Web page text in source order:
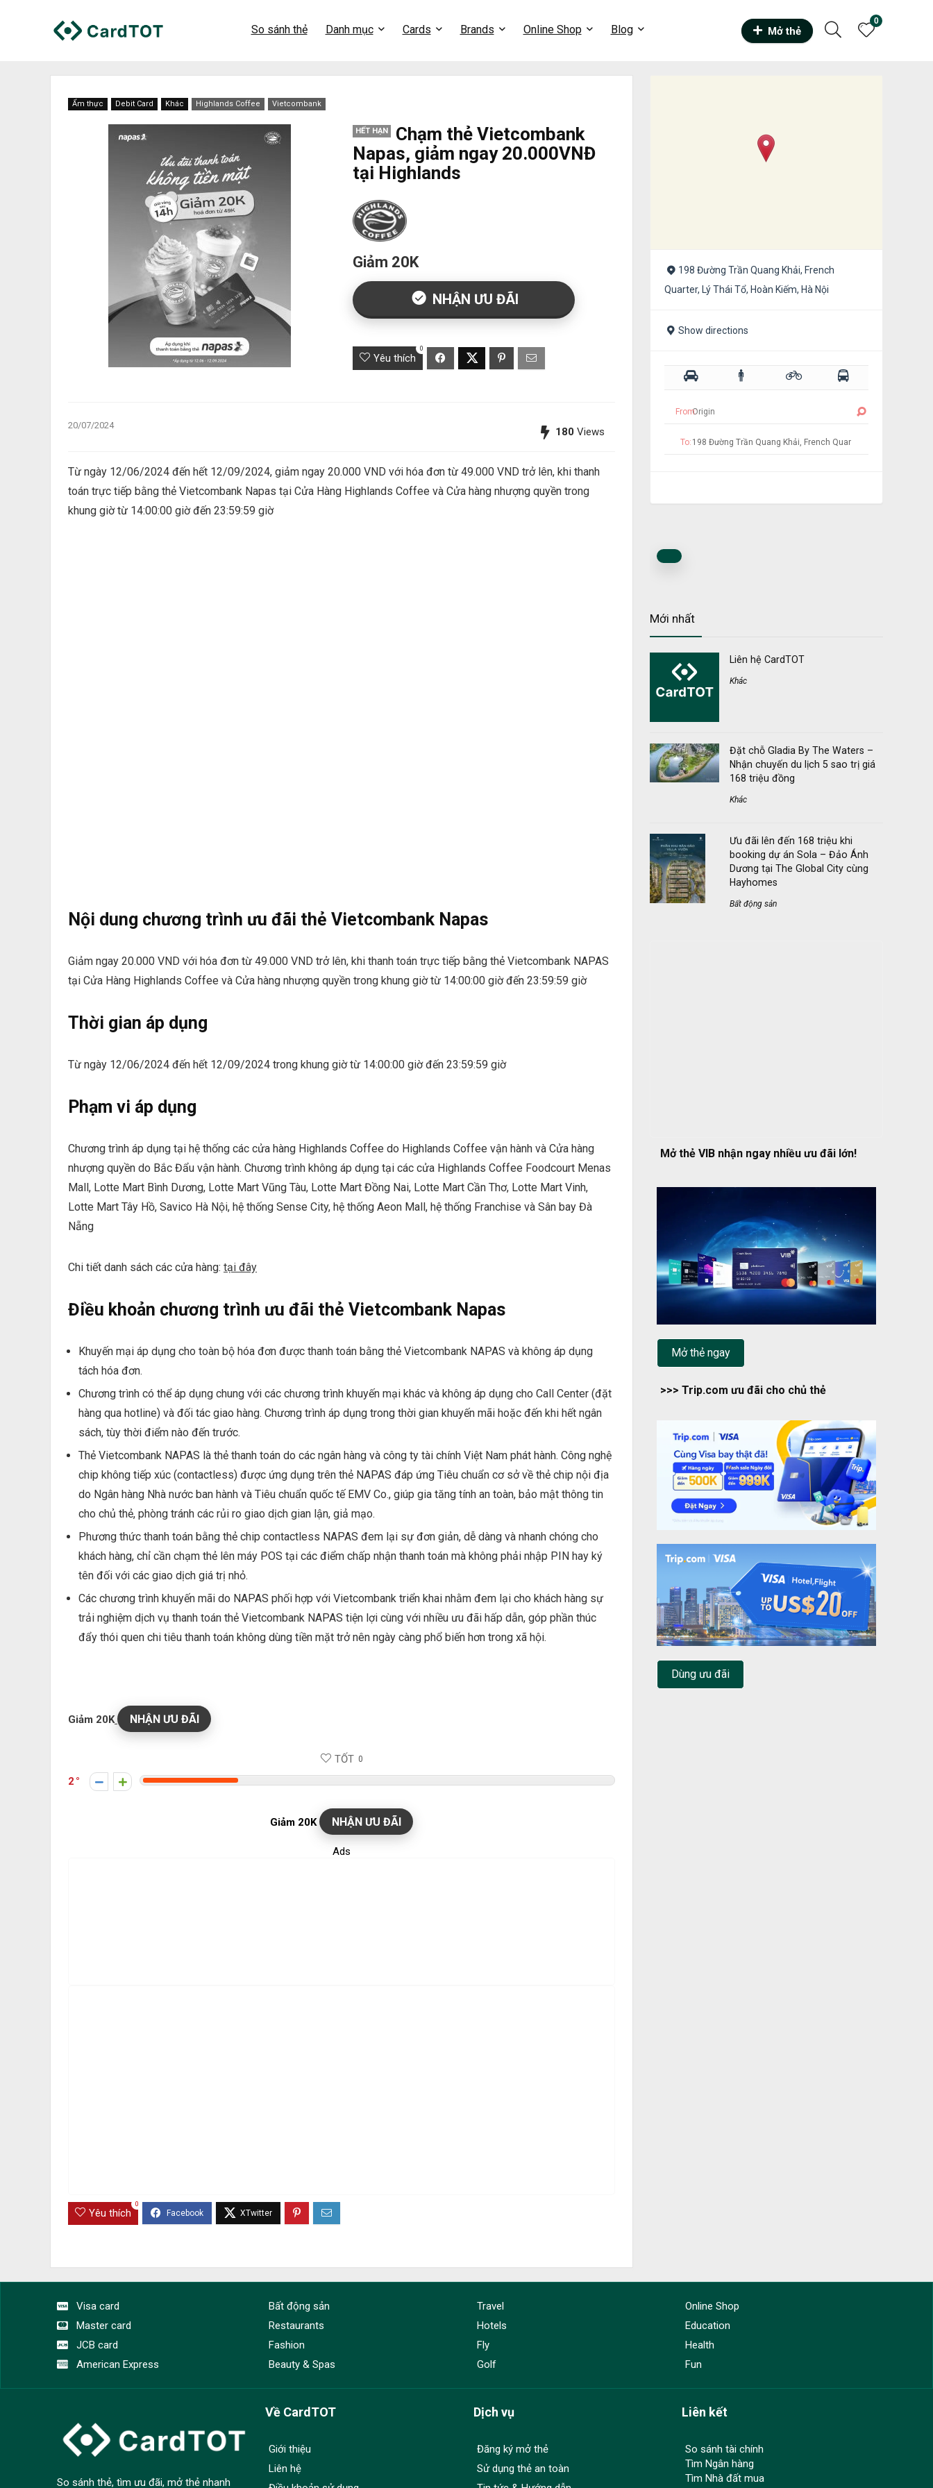
So sánh thẻ Danh mục Cards Brands Online Shop Blog Mở thẻ
0
Ẩm thực Debit Card Khác Highlands Coffee Vietcombank
HẾT HẠN
Chạm thẻ Vietcombank
Napas, giảm ngay 20.000VNĐ
tại Highlands
Giảm 20K
NHẬN ƯU ĐÃI
Yêu thích
0
20/07/2024
180 Views
Từ ngày 12/06/2024 đến hết 12/09/2024, giảm ngay 20.000 VND với hóa đơn từ 49.000 VND trở lên, khi thanh
toán trực tiếp bằng thẻ Vietcombank Napas tại Cửa Hàng Highlands Coffee và Cửa hàng nhượng quyền trong
khung giờ từ 14:00:00 giờ đến 23:59:59 giờ
Nội dung chương trình ưu đãi thẻ Vietcombank Napas
Giảm ngay 20.000 VND với hóa đơn từ 49.000 VND trở lên, khi thanh toán trực tiếp bằng thẻ Vietcombank NAPAS
tại Cửa Hàng Highlands Coffee và Cửa hàng nhượng quyền trong khung giờ từ 14:00:00 giờ đến 23:59:59 giờ
Thời gian áp dụng
Từ ngày 12/06/2024 đến hết 12/09/2024 trong khung giờ từ 14:00:00 giờ đến 23:59:59 giờ
Phạm vi áp dụng
Chương trình áp dụng tại hệ thống các cửa hàng Highlands Coffee do Highlands Coffee vận hành và Cửa hàng
nhượng quyền do Bắc Đẩu vận hành. Chương trình không áp dụng tại các cửa Highlands Coffee Foodcourt Menas
Mall, Lotte Mart Bình Dương, Lotte Mart Vũng Tàu, Lotte Mart Đồng Nai, Lotte Mart Cần Thơ, Lotte Mart Vinh,
Lotte Mart Tây Hồ, Savico Hà Nội, hệ thống Sense City, hệ thống Aeon Mall, hệ thống Franchise và Sân bay Đà
Nẵng
Chi tiết danh sách các cửa hàng: tại đây
Điều khoản chương trình ưu đãi thẻ Vietcombank Napas
Khuyến mại áp dụng cho toàn bộ hóa đơn được thanh toán bằng thẻ Vietcombank NAPAS và không áp dụng
tách hóa đơn.
Chương trình có thể áp dụng chung với các chương trình khuyến mại khác và không áp dụng cho Call Center (đặt
hàng qua hotline) và đối tác giao hàng. Chương trình áp dụng trong thời gian khuyến mãi hoặc đến khi hết ngân
sách, tùy thời điểm nào đến trước.
Thẻ Vietcombank NAPAS là thẻ thanh toán do các ngân hàng và công ty tài chính Việt Nam phát hành. Công nghệ
chip không tiếp xúc (contactless) được ứng dụng trên thẻ NAPAS đáp ứng Tiêu chuẩn cơ sở về thẻ chip nội địa
do Ngân hàng Nhà nước ban hành và Tiêu chuẩn quốc tế EMV Co., giúp gia tăng tính an toàn, bảo mật thông tin
cho chủ thẻ, phòng tránh các rủi ro giao dịch gian lận, giả mạo.
Phương thức thanh toán bằng thẻ chip contactless NAPAS đem lại sự đơn giản, dễ dàng và nhanh chóng cho
khách hàng, chỉ cần chạm thẻ lên máy POS tại các điểm chấp nhận thanh toán mà không phải nhập PIN hay ký
tên đối với các giao dịch giá trị nhỏ.
Các chương trình khuyến mãi do NAPAS phối hợp với Vietcombank triển khai nhằm đem lại cho khách hàng sự
trải nghiệm dịch vụ thanh toán thẻ Vietcombank NAPAS tiện lợi cùng với nhiều ưu đãi hấp dẫn, góp phần thúc
đẩy thói quen chi tiêu thanh toán không dùng tiền mặt trở nên ngày càng phổ biến hơn trong xã hội.
Giảm 20K NHẬN ƯU ĐÃI
TỐT 0
2
Giảm 20K NHẬN ƯU ĐÃI
Ads
Yêu thích
0
198 Đường Trần Quang Khải, French
Quarter, Lý Thái Tổ, Hoàn Kiếm, Hà Nội
Show directions
From:
To:
Mới nhất
Liên hệ CardTOT
Khác
Đặt chỗ Gladia By The Waters –
Nhận chuyến du lịch 5 sao trị giá
168 triệu đồng
Khác
Ưu đãi lên đến 168 triệu khi
booking dự án Sola – Đảo Ánh
Dương tại The Global City cùng
Hayhomes
Bất động sản
Mở thẻ VIB nhận ngay nhiều ưu đãi lớn!
Mở thẻ ngay
>>> Trip.com ưu đãi cho chủ thẻ
Dùng ưu đãi
Visa card
Master card
JCB card
American Express
Bất động sản
Restaurants
Fashion
Beauty & Spas
Travel
Hotels
Fly
Golf
Online Shop
Education
Health
Fun
So sánh thẻ, tìm ưu đãi, mở thẻ nhanh
Về CardTOT
Giới thiệu
Liên hệ
Dịch vụ
Đăng ký mở thẻ
Sử dụng thẻ an toàn
Liên kết
So sánh tài chính
Tìm Ngân hàng
Tìm Nhà đất mua